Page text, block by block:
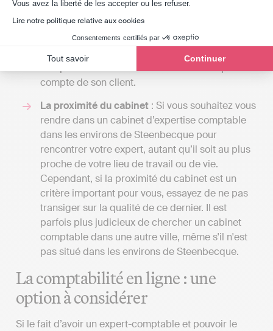
Vous avez la liberté de les accepter ou les refuser.
Lire notre politique relative aux cookies
Consentements certifiés par
Tout savoir Continuer
selon le type d'entreprise. Une telle différence
de prix s'explique par la différence de
prestation. Indy assiste les clients dans la
gestion de leur comptabilité, tandis que l'expert
compte de son client.
La proximité du cabinet : Si vous souhaitez vous
rendre dans un cabinet d’expertise comptable
dans les environs de Steenbecque pour
rencontrer votre expert, autant qu’il soit au plus
proche de votre lieu de travail ou de vie.
Cependant, si la proximité du cabinet est un
critère important pour vous, essayez de ne pas
transiger sur la qualité de ce dernier. Il est
parfois plus judicieux de chercher un cabinet
comptable dans une autre ville, même s'il n'est
pas situé dans les environs de Steenbecque.
La comptabilité en ligne : une
option à considérer
Si le fait d’avoir un expert-comptable et pouvoir le